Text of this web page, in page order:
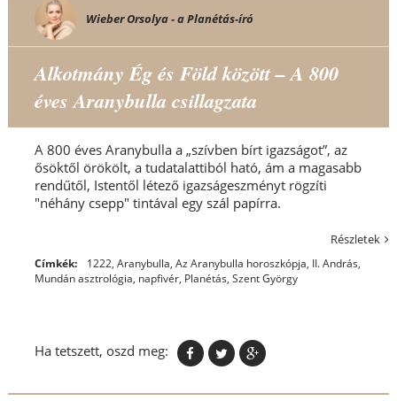
Wieber Orsolya - a Planétás-író
Alkotmány Ég és Föld között – A 800
éves Aranybulla csillagzata
A 800 éves Aranybulla a „szívben bírt igazságot”, az
ősöktől örökölt, a tudatalattiból ható, ám a magasabb
rendűtől, Istentől létező igazságeszményt rögzíti
"néhány csepp" tintával egy szál papírra.
Részletek
Címkék: 1222, Aranybulla, Az Aranybulla horoszkópja, II. András,
Mundán asztrológia, napfivér, Planétás, Szent György
Ha tetszett, oszd meg: